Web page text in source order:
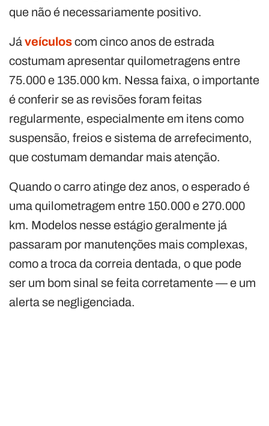
que não é necessariamente positivo.
Jáveículoscom cinco anos de estrada
costumam apresentar quilometragens entre
75.000 e 135.000 km. Nessa faixa, o importante
é conferir se as revisões foram feitas
regularmente, especialmente em itens como
suspensão, freios e sistema de arrefecimento,
que costumam demandar mais atenção.
Quando o carro atinge dez anos, o esperado é
uma quilometragem entre 150.000 e 270.000
km. Modelos nesse estágio geralmente já
passaram por manutenções mais complexas,
como a troca da correia dentada, o que pode
ser um bom sinal se feita corretamente — e um
alerta se negligenciada.